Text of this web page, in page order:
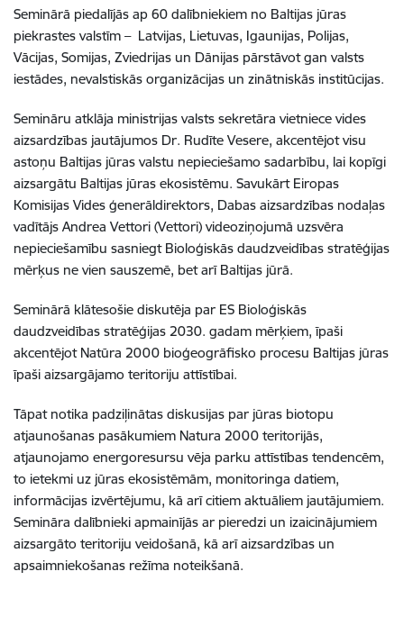
Seminārā piedalījās ap 60 dalībniekiem no Baltijas jūras
piekrastes valstīm – Latvijas, Lietuvas, Igaunijas, Polijas,
Vācijas, Somijas, Zviedrijas un Dānijas pārstāvot gan valsts
iestādes, nevalstiskās organizācijas un zinātniskās institūcijas.
Semināru atklāja ministrijas valsts sekretāra vietniece vides
aizsardzības jautājumos Dr. Rudīte Vesere, akcentējot visu
astoņu Baltijas jūras valstu nepieciešamo sadarbību, lai kopīgi
aizsargātu Baltijas jūras ekosistēmu. Savukārt Eiropas
Komisijas Vides ģenerāldirektors, Dabas aizsardzības nodaļas
vadītājs Andrea Vettori (Vettori) videoziņojumā uzsvēra
nepieciešamību sasniegt Bioloģiskās daudzveidības stratēģijas
mērķus ne vien sauszemē, bet arī Baltijas jūrā.
Seminārā klātesošie diskutēja par ES Bioloģiskās
daudzveidības stratēģijas 2030. gadam mērķiem, īpaši
akcentējot Natūra 2000 bioģeogrāfisko procesu Baltijas jūras
īpaši aizsargājamo teritoriju attīstībai.
Tāpat notika padziļinātas diskusijas par jūras biotopu
atjaunošanas pasākumiem Natura 2000 teritorijās,
atjaunojamo energoresursu vēja parku attīstības tendencēm,
to ietekmi uz jūras ekosistēmām, monitoringa datiem,
informācijas izvērtējumu, kā arī citiem aktuāliem jautājumiem.
Semināra dalībnieki apmainījās ar pieredzi un izaicinājumiem
aizsargāto teritoriju veidošanā, kā arī aizsardzības un
apsaimniekošanas režīma noteikšanā.